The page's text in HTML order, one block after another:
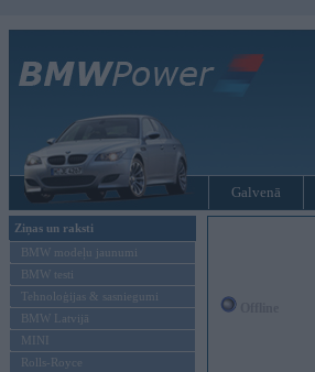
Galvenā
Ziņas un raksti
BMW modeļu jaunumi
BMW testi
Tehnoloģijas & sasniegumi
BMW Latvijā
MINI
Rolls-Royce